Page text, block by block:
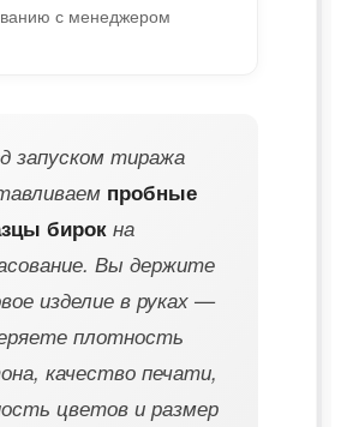
с менеджером
запуском тиража
пробные
бирок на
Вы держите
изделие в руках —
плотность
качество печати,
цветов и размер